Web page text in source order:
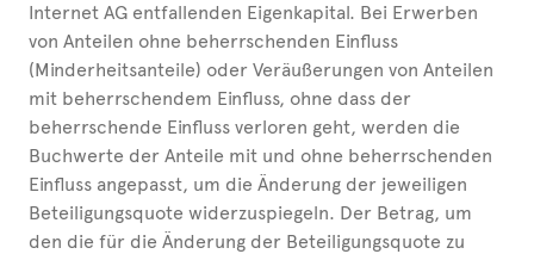
Internet AG entfallenden Eigenkapital. Bei Erwerben
von Anteilen ohne beherrschenden Einfluss
(Minderheitsanteile) oder Veräußerungen von Anteilen
mit beherrschendem Einfluss, ohne dass der
beherrschende Einfluss verloren geht, werden die
Buchwerte der Anteile mit und ohne beherrschenden
Einfluss angepasst, um die Änderung der jeweiligen
Beteiligungsquote widerzuspiegeln. Der Betrag, um
den die für die Änderung der Beteiligungsquote zu